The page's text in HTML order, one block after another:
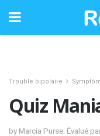
Trouble bipolaire
Quiz
by Marcia Purse; Évalué